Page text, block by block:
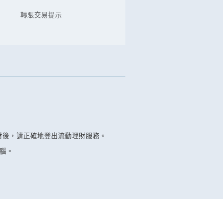
轉賬交易提示
，請正確地登出流動理財服務。
。